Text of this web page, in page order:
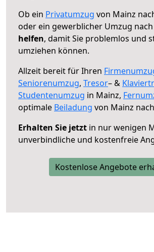
Ob ein Privatumzug von Mainz
oder ein gewerblicher Umzug
helfen, damit Sie problemlos und
umziehen können.
Allzeit bereit für Ihren
Seniorenumzug, Tresor– &
Studentenumzug in Mainz,
optimale Beiladung von Mainz
Erhalten Sie jetzt in nur wenigen
unverbindliche und kostenfreie
Kostenlose Angebote